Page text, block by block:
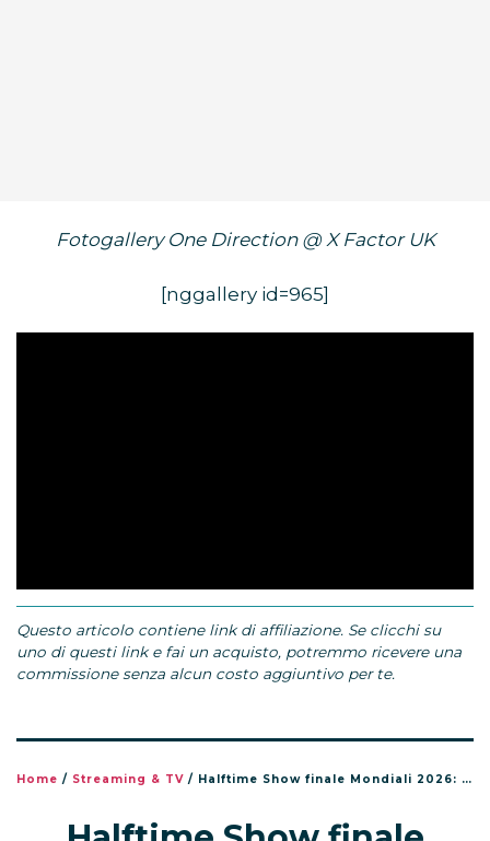
Fotogallery One Direction @ X Factor UK
[nggallery id=965]
Questo articolo contiene link di affiliazione. Se clicchi su
uno di questi link e fai un acquisto, potremmo ricevere una
commissione senza alcun costo aggiuntivo per te.
Home / Streaming & TV / Halftime Show finale Mondiali 2026: orario, dove vederlo e chi canta